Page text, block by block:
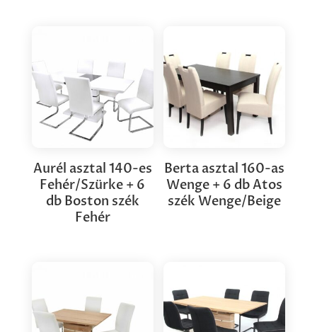
Aurél asztal 140-es
Fehér/Szürke + 6
db Boston szék
Fehér
Berta asztal 160-as
Wenge + 6 db Atos
szék Wenge/Beige